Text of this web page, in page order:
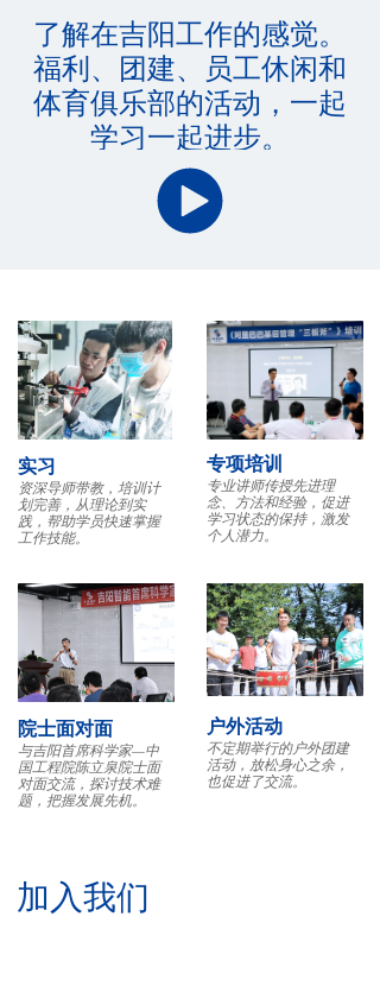
了解在吉阳工作的感觉。
福利、团建、员工休闲和
体育俱乐部的活动，一起
学习一起进步。
加入我们
实习
资深导师带教，培训计
划完善，从理论到实
践，帮助学员快速掌握
工作技能。
专项培训
专业讲师传授先进理
念、方法和经验，促进
学习状态的保持，激发
个人潜力。
院士面对面
与吉阳首席科学家—中
国工程院陈立泉院士面
对面交流，探讨技术难
题，把握发展先机。
户外活动
不定期举行的户外团建
活动，放松身心之余，
也促进了交流。